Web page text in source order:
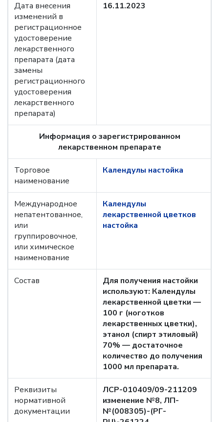
Дата внесения
изменений в
регистрационное
удостоверение
лекарственного
препарата (дата
замены
регистрационного
удостоверения
лекарственного
препарата)
16.11.2023
Информация о зарегистрированном
лекарственном препарате
Торговое
наименование
Календулы настойка
Международное
непатентованное,
или
группировочное,
или химическое
наименование
Календулы
лекарственной цветков
настойка
Состав
Для получения настойки
используют: Календулы
лекарственной цветки —
100 г (ноготков
лекарственных цветки),
этанол (спирт этиловый)
70% — достаточное
количество до получения
1000 мл препарата.
Реквизиты
нормативной
документации
ЛСР-010409/09-211209
изменение №8, ЛП-
№(008305)-(РГ-